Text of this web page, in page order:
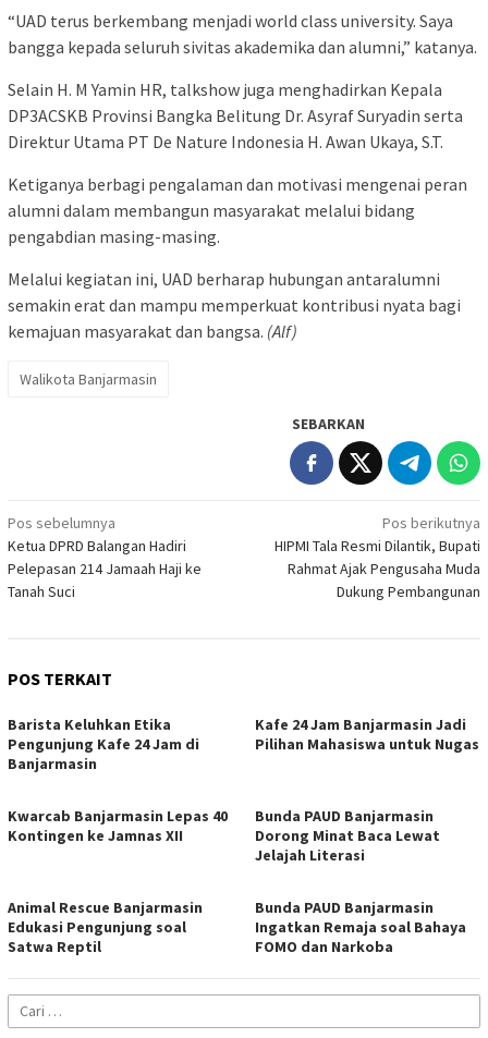
“UAD terus berkembang menjadi world class university. Saya
bangga kepada seluruh sivitas akademika dan alumni,” katanya.
Selain H. M Yamin HR, talkshow juga menghadirkan Kepala
DP3ACSKB Provinsi Bangka Belitung Dr. Asyraf Suryadin serta
Direktur Utama PT De Nature Indonesia H. Awan Ukaya, S.T.
Ketiganya berbagi pengalaman dan motivasi mengenai peran
alumni dalam membangun masyarakat melalui bidang
pengabdian masing-masing.
Melalui kegiatan ini, UAD berharap hubungan antaralumni
semakin erat dan mampu memperkuat kontribusi nyata bagi
kemajuan masyarakat dan bangsa. (Alf)
Walikota Banjarmasin
SEBARKAN
Navigasi
pos
Pos sebelumnya
Ketua DPRD Balangan Hadiri
Pelepasan 214 Jamaah Haji ke
Tanah Suci
Pos berikutnya
HIPMI Tala Resmi Dilantik, Bupati
Rahmat Ajak Pengusaha Muda
Dukung Pembangunan
POS TERKAIT
Barista Keluhkan Etika
Pengunjung Kafe 24 Jam di
Banjarmasin
Kafe 24 Jam Banjarmasin Jadi
Pilihan Mahasiswa untuk Nugas
Kwarcab Banjarmasin Lepas 40
Kontingen ke Jamnas XII
Bunda PAUD Banjarmasin
Dorong Minat Baca Lewat
Jelajah Literasi
Animal Rescue Banjarmasin
Edukasi Pengunjung soal
Satwa Reptil
Bunda PAUD Banjarmasin
Ingatkan Remaja soal Bahaya
FOMO dan Narkoba
Cari
untuk: